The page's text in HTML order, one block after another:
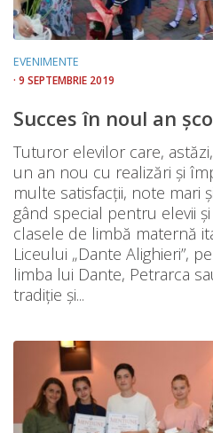
EVENIMENTE
· 9 SEPTEMBRIE 2019
Succes în noul an
Tuturor elevilor care,
un an nou cu realizări și
multe satisfacții, note mari
gând special pentru elevii
clasele de limbă maternă
Liceului „Dante Alighieri”,
limba lui Dante, Petrarca
tradiție și...